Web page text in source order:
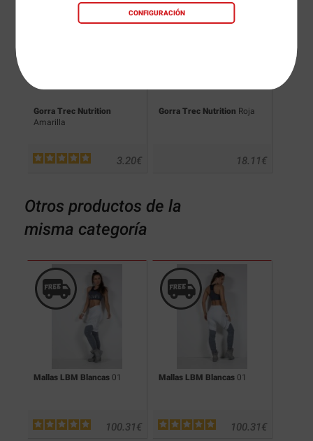
CONFIGURACIÓN
Gorra Trec Nutrition
Amarilla
€
3.20
Gorra Trec Nutrition Roja
€
18.11
Otros productos de la
misma categoría
Mallas LBM Blancas 01
€
100.31
Mallas LBM Blancas 01
€
100.31